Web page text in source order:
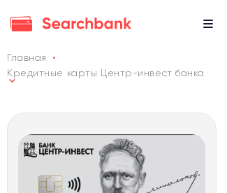
Главная
Кредитные карты Центр-инвест банка